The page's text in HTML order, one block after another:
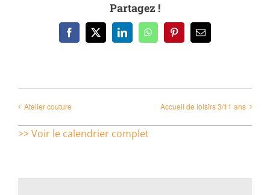
Partagez !
Facebook
X LinkedInWhatsAppPinterestEmail
Atelier couture Accueil de loisirs 3/11 ans
>> Voir le calendrier complet